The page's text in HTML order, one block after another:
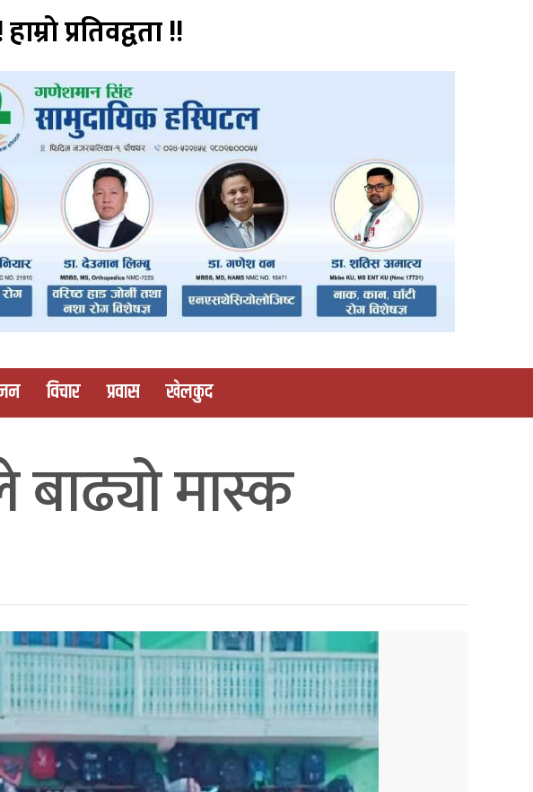
प्रतिवद्वता !!
विचार प्रवास खेलकुद
मास्क